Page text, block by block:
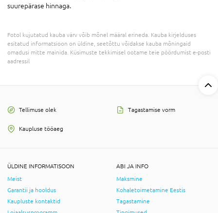
suurepärase hinnaga.
Fotol kujutatud kauba värv võib mõnel määral erineda. Kauba kirjelduses
esitatud informatsioon on üldine, seetõttu võidakse kauba mõningaid
omadusi mitte mainida. Küsimuste tekkimisel ootame teie pöördumist e-posti
aadressil
Tellimuse olek Tagastamise vorm
Kaupluse tööaeg
ÜLDINE INFORMATISOON
Meist
Garantii ja hooldus
Kaupluste kontaktid
ABI JA INFO
Maksmine
Kohaletoimetamine Eestis
Tagastamine